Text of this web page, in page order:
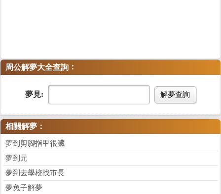
周公解夢大全查詢 ：
夢見: 解夢查詢
相關解夢：
夢到剪腳指甲很臟
夢到元
夢到去學校找市長
夢兔子解夢